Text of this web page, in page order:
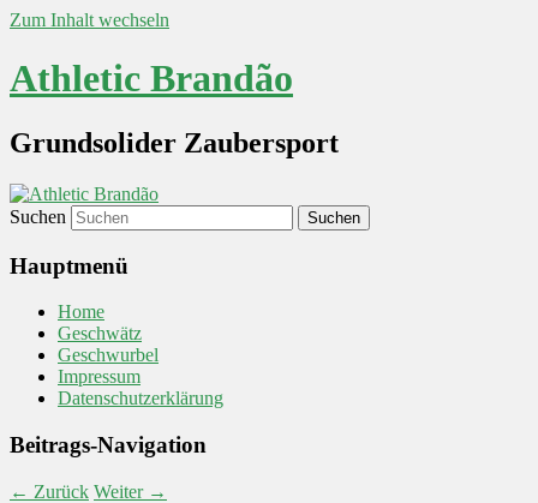
Zum Inhalt wechseln
Athletic Brandão
Grundsolider Zaubersport
Suchen
Hauptmenü
Home
Geschwätz
Geschwurbel
Impressum
Datenschutzerklärung
Beitrags-Navigation
← Zurück Weiter →